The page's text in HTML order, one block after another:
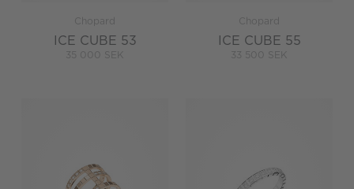
Chopard
ICE CUBE 53
35 000 SEK
Chopard
ICE CUBE 55
33 500 SEK